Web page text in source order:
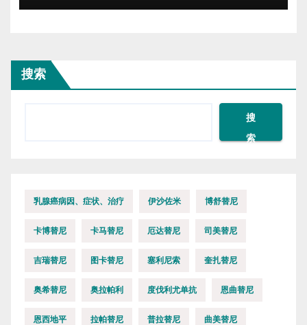
搜索
搜
索
乳腺癌病因、症状、治疗 伊沙佐米 博舒替尼
卡博替尼 卡马替尼 厄达替尼 司美替尼
吉瑞替尼 图卡替尼 塞利尼索 奎扎替尼
奥希替尼 奥拉帕利 度伐利尤单抗 恩曲替尼
恩西地平 拉帕替尼 普拉替尼 曲美替尼